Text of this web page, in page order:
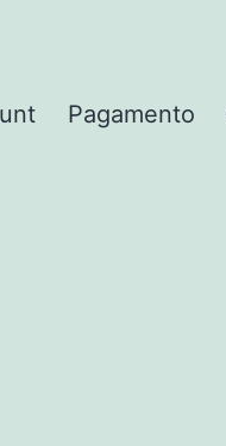
Pagamento